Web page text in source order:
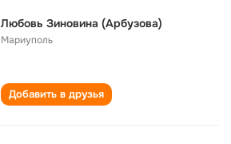
Любовь Зиновина (Арбузова)
Мариуполь
Добавить в друзья